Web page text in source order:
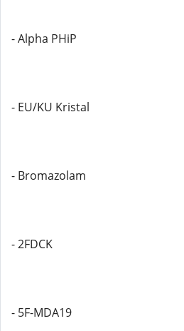
- Alpha PHiP
- EU/KU Kristal
- Bromazolam
- 2FDCK
- 5F-MDA19